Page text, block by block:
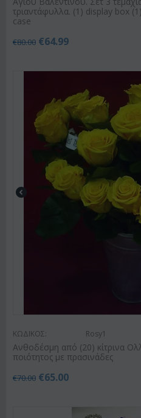
τριαντάφυλλα. (1) display box
case
€80.00 €64.99
ΚΩΔΙΚΟΣ: Rosy1
Ανθοδέσμη από (20) κίτρινα
ποιότητος με πρασινάδες
€70.00 €65.00